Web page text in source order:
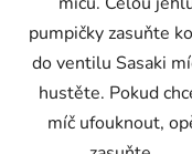
pumpičky zasuňte
do ventilu Sasaki
hustěte. Pokud
míč ufouknout,